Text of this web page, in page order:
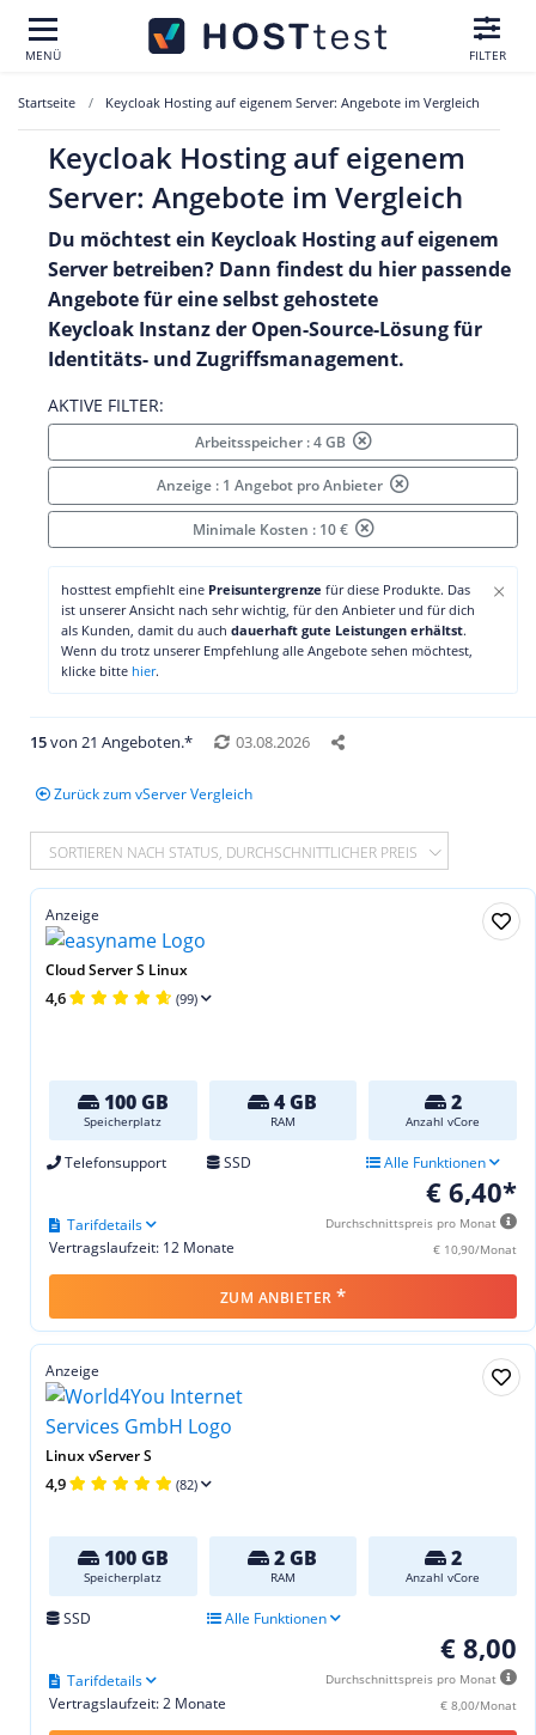
MENÜ FILTER
Startseite Keycloak Hosting auf eigenem Server: Angebote im Vergleich
Keycloak Hosting auf eigenem
Server: Angebote im Vergleich
Du möchtest ein Keycloak Hosting auf eigenem
Server betreiben? Dann findest du hier passende
Angebote für eine selbst gehostete
Keycloak Instanz der Open-Source-Lösung für
Identitäts- und Zugriffsmanagement.
AKTIVE FILTER:
Arbeitsspeicher : 4 GB
Anzeige : 1 Angebot pro Anbieter
Minimale Kosten : 10 €
×
hosttest empfiehlt eine Preisuntergrenze für diese Produkte. Das
ist unserer Ansicht nach sehr wichtig, für den Anbieter und für dich
als Kunden, damit du auch dauerhaft gute Leistungen erhältst.
Wenn du trotz unserer Empfehlung alle Angebote sehen möchtest,
klicke bitte hier.
15von 21 Angeboten.* 03.08.2026
Zurück zum vServer Vergleich
SORTIEREN NACH STATUS, DURCHSCHNITTLICHER PREIS
Anzeige
Cloud Server S Linux
4,6 (99)
100 GB
Speicherplatz
4 GB
RAM
2
Anzahl vCore
Telefonsupport SSD Alle Funktionen
€ 6,40*
Durchschnittspreis pro Monat
€ 10,90/Monat
Vertragslaufzeit: 12 Monate
Tarifdetails
ZUM ANBIETER *
Anzeige
Linux vServer S
4,9 (82)
100 GB
Speicherplatz
2 GB
RAM
2
Anzahl vCore
SSD Alle Funktionen
€ 8,00
Durchschnittspreis pro Monat
€ 8,00/Monat
Vertragslaufzeit: 2 Monate
Tarifdetails